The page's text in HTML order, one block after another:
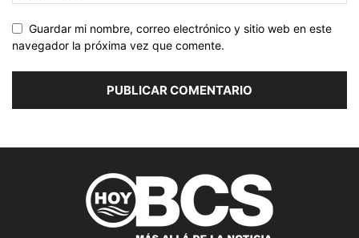
Guardar mi nombre, correo electrónico y sitio web en este
navegador la próxima vez que comente.